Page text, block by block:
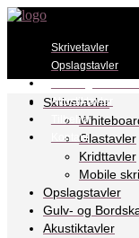
Skrivetavler
Opslagstavler
Akustiktavler
Tilbehør
Kontakt
Skrivetavler
Glastavler
Kridttavler
Mobile
Opslagstavler
Gulv- og
Akustiktavler